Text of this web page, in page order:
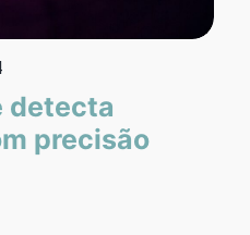
detecta
precisão